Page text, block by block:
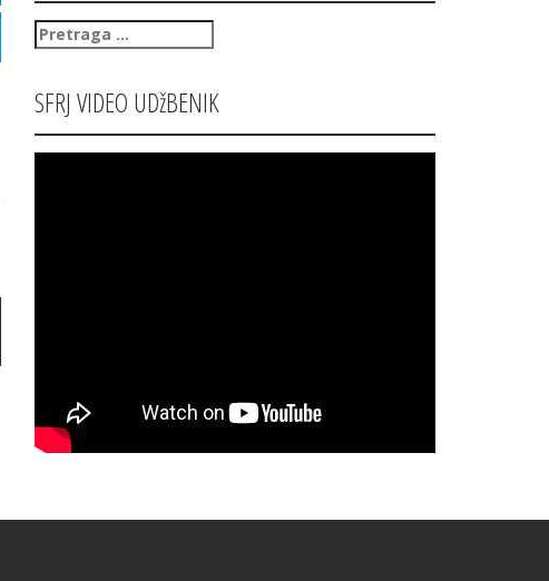
Pretraga
za:
SFRJ VIDEO UDžBENIK